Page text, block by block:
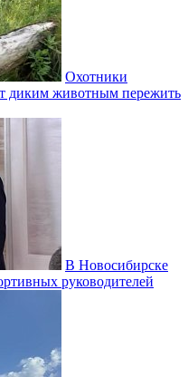
Охотники
диким животным пережить
В Новосибирске
руководителей